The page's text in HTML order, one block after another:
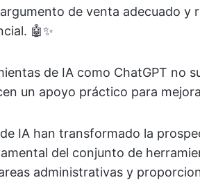
de venta adecuado y
🤖✨
de IA como ChatGPT no
un apoyo práctico para
IA han transformado la
del conjunto de
administrativas y